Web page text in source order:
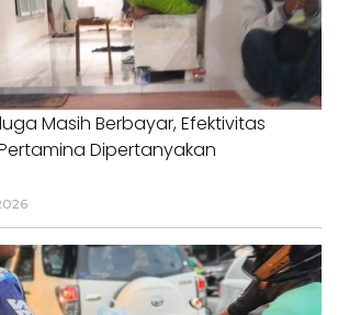
Masih Berbayar, Efektivitas
Dipertanyakan